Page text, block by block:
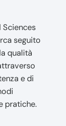
Sciences
seguito
qualità
e di
pratiche.